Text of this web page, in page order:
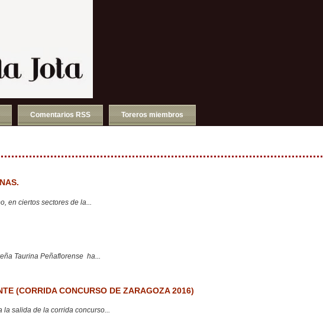
Comentarios RSS Toreros miembros
en ciertos sectores de la...
Taurina Peñaflorense ha...
(CORRIDA CONCURSO DE ZARAGOZA 2016)
la salida de la corrida concurso...